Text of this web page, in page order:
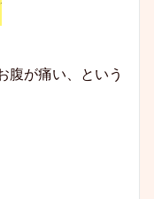
腹が痛い、という